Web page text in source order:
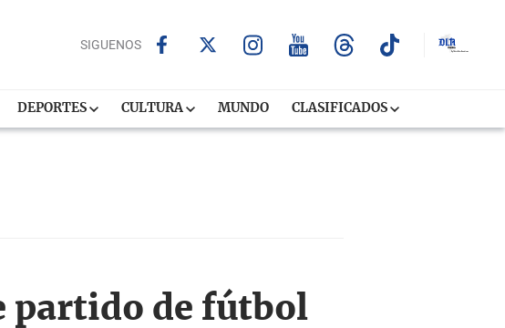
SIGUENOS
DEPORTES CULTURA MUNDO CLASIFICADOS
partido de fútbol